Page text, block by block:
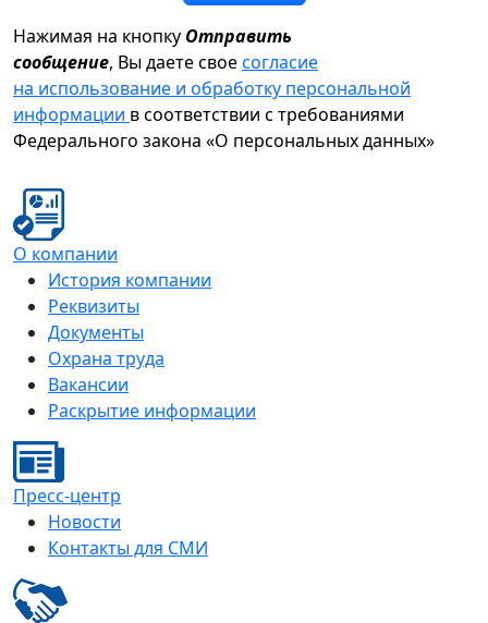
Нажимая на кнопку Отправить
сообщение, Вы даете своесогласие
на использование и обработку персональной
информации в соответствии с требованиями
Федерального закона «О персональных данных»
О компании
История компании
Реквизиты
Документы
Охрана труда
Вакансии
Раскрытие информации
Пресс-центр
Новости
Контакты для СМИ